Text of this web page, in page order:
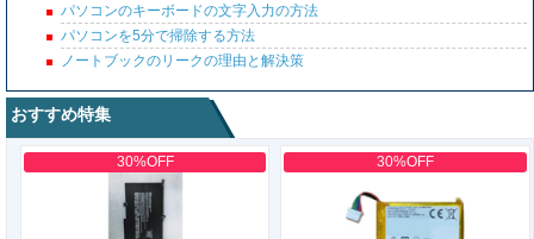
パソコンのキーボードの文字入力の方法
パソコンを5分で掃除する方法
ノートブックのリークの理由と解決策
おすすめ特集
30%OFF 30%OFF